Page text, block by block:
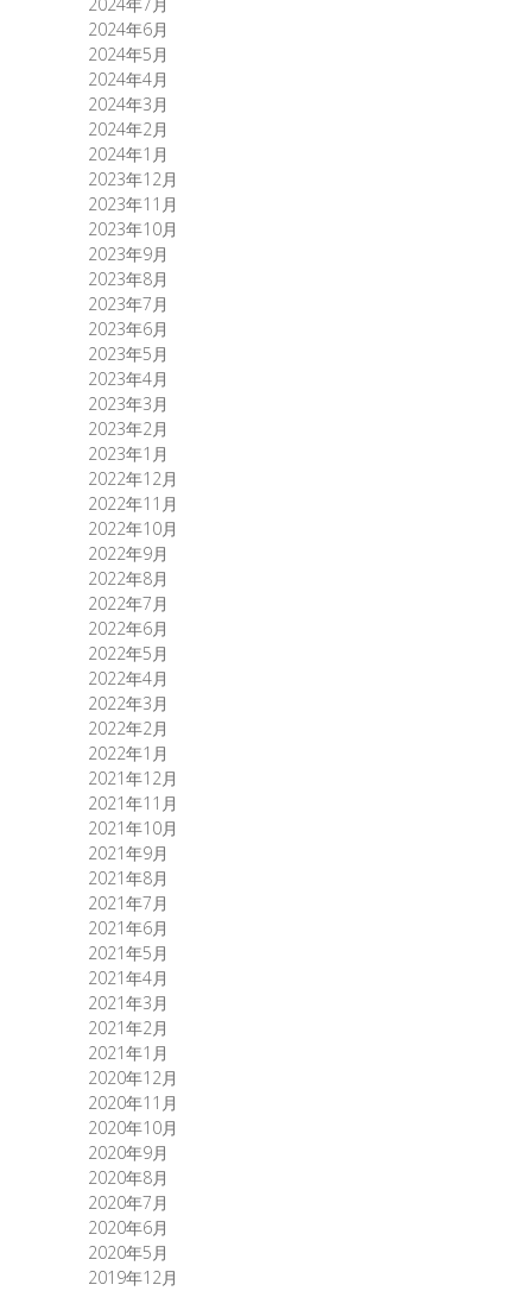
2024年6月
2024年5月
2024年4月
2024年3月
2024年2月
2024年1月
2023年12月
2023年11月
2023年10月
2023年9月
2023年8月
2023年7月
2023年6月
2023年5月
2023年4月
2023年3月
2023年2月
2023年1月
2022年12月
2022年11月
2022年10月
2022年9月
2022年8月
2022年7月
2022年6月
2022年5月
2022年4月
2022年3月
2022年2月
2022年1月
2021年12月
2021年11月
2021年10月
2021年9月
2021年8月
2021年7月
2021年6月
2021年5月
2021年4月
2021年3月
2021年2月
2021年1月
2020年12月
2020年11月
2020年10月
2020年9月
2020年8月
2020年7月
2020年6月
2020年5月
2019年12月